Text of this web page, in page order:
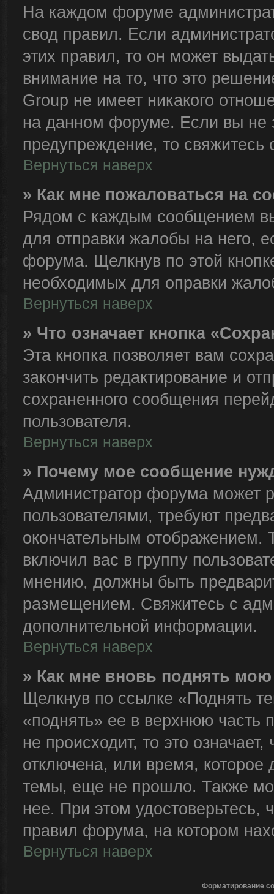
На каждом форуме
свод правил. Если
этих правил, то он может
внимание на то, что это
Group не имеет никакого
на данном форуме. Если вы не
предупреждение, то
Вернуться наверх
» Как мне пожаловаться на
Рядом с каждым сообщением
для отправки жалобы на него,
форума. Щелкнув по этой
необходимых для оправки
Вернуться наверх
» Что означает кнопка
Эта кнопка позволяет вам
закончить редактирование и
сохраненного сообщения
пользователя.
Вернуться наверх
» Почему мое сообщение
Администратор форума может
пользователями, требуют
окончательным отображением.
включил вас в группу
мнению, должны быть
размещением. Свяжитесь с
дополнительной информации.
Вернуться наверх
» Как мне вновь поднять
Щелкнув по ссылке «Поднять
«поднять» ее в верхнюю часть
не происходит, то это
отключена, или время, которое
темы, еще не прошло. Также
нее. При этом
правил форума, на котором
Вернуться наверх
Форматирование